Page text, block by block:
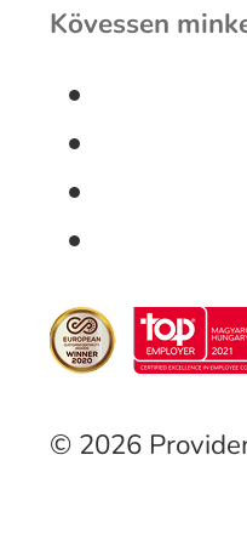
Kövessen
© 2026